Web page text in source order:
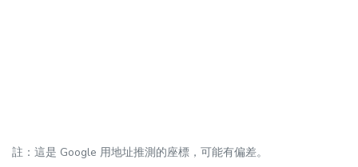
註：這是 Google 用地址推測的座標，可能有偏差。